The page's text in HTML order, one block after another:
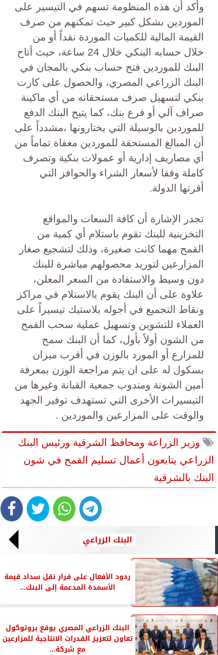
وأكد أن هذه المنظومة تسهم في التيسير على
الموردين بشكل كبير حيث تمكنهم من صرف
القيمة المالية للكميات الموردة نقداً أو من
خلال حسابه البنكي خلال 24 ساعة، حيث أتاح
البنك للموردين فتح حساب بنكي بالمجان في
البنك الزراعي المصري، والحصول على كارت
بنكي لتسهيل صرف مستحقاته من أي ماكينة
صراف آلي أو فرع بنك، كما يتيح البنك الدفع
للموردين بالوسيلة التي يختارونها ،مشدداً على
أن المبالغ المستحقة للموردين معفاة تماماً من
أي مصاريف إدارية أو عمولات بنكية وتصرف
كاملة وفقا لأسعار الشراء والحوافز التي
أقرتها الدولة.
تجدر الإشارة أن كافة السعات والمواقع
التخزينية للبنك تقوم باستلام أي كمية من
القمح مهما كانت صغيرة، وذلك لتشجيع صغار
المزارعين لتوريد محصولهم مباشرة للبنك
دون وسيط والاستفادة من السعر المعلن،
علاوة على أن البنك يقوم بالاستلام في مراكز
ونقاط التجميع في أجوله بلاستيك تيسيراً على
العملاء للتشوين وتسهيل عملية سحب القمح
من الشون أولاً بأول، كما أن البنك سمح
للمزارع أو المورد بالوزن في أقرب ميزان
بسكول له على ان يتم مراجعة الوزن بمعرفة
أمين الشونة ومندوب جمعية القبانة وغيرها من
التيسيرات الأخرى التي تستهدف توفير الجهد
والوقت على المزارعين والموردين .
وزير الزراعة ومحافظ الشرقية ورئيس البنك
الزراعي يتابعون أعمال تسليم القمح في شون
البنك بالشرقية
البنك الزراعي
ردود الأفعال على قرار نقل سداد قيمة
الأسمدة المدعمة إلى البنك...
البنك الزراعي المصري يوقع بروتوكول
تعاون لتعزيز القدرات الانتاجية للمزارعين
مع شركة...